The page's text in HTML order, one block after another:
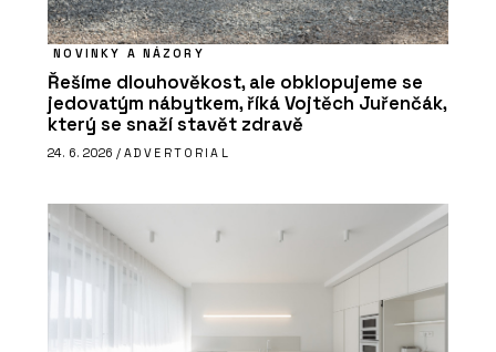
NOVINKY A NÁZORY
Řešíme dlouhověkost, ale obklopujeme se
jedovatým nábytkem, říká Vojtěch Juřenčák,
který se snaží stavět zdravě
24. 6. 2026 / ADVERTORIAL